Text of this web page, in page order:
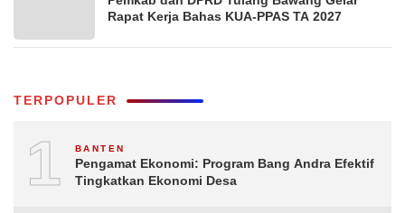
Rapat Kerja Bahas KUA-PPAS TA 2027
TERPOPULER
1 BANTEN
Pengamat Ekonomi: Program Bang Andra Efektif
Tingkatkan Ekonomi Desa